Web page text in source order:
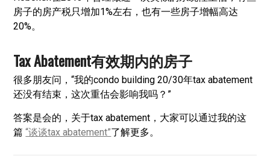
房子的房产税只增加1%左右，也有一些房子增幅高达
20%。
Tax Abatement有效期内的房子
很多朋友问，“我的condo building 20/30年tax abatement
还没有结束，这次重估会影响我吗？”
答案是会的，关于tax abatement，大家可以通过我的这
篇“谈谈tax abatement”了解更多。